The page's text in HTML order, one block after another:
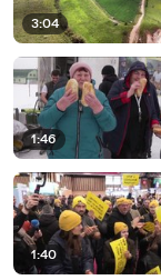
3:04
1:46
1:40